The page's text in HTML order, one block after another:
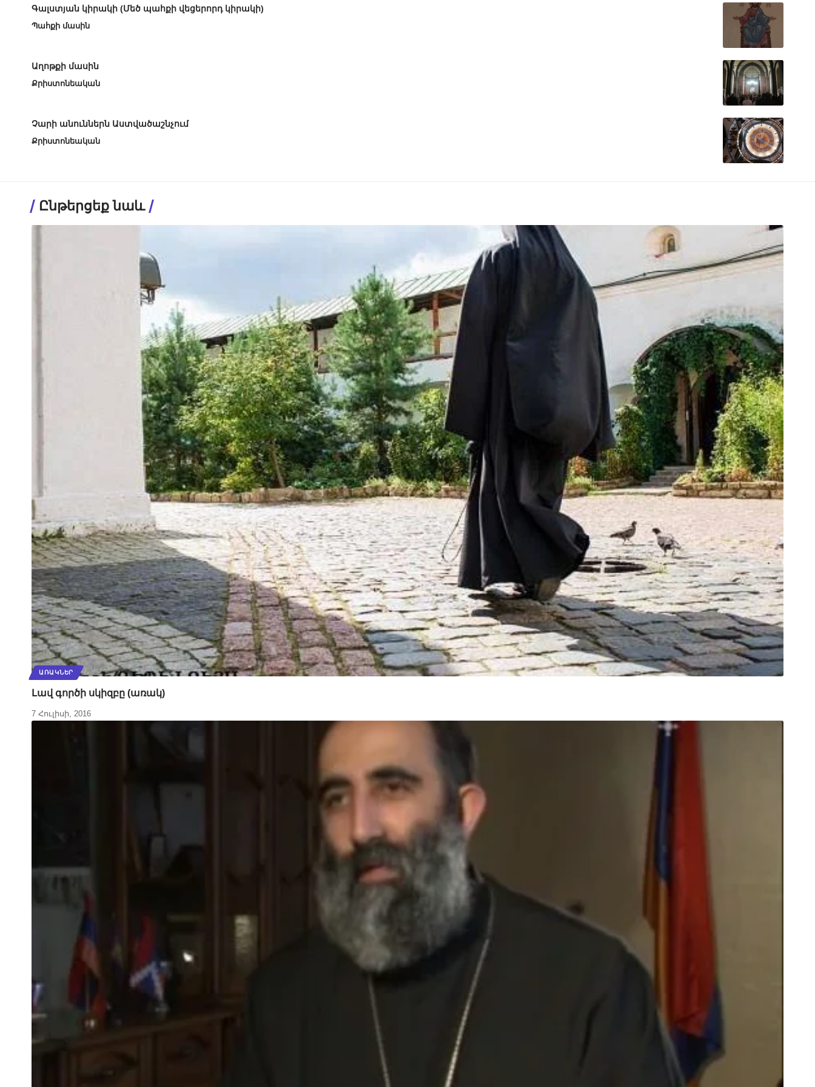
Գալստյան կիրակի (Մեծ պահքի վեցերորդ կիրակի)
Պահքի մասին
Աղոթքի մասին
Քրիստոնեական
Չարի անուններն Աստվածաշնչում
Քրիստոնեական
Ընթերցեք նաև
ԱՌԱԿՆԵՐ
Լավ գործի սկիզբը (առակ)
7 Հուլիսի, 2016